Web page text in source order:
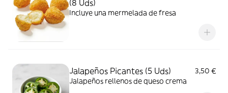
(8 Uds)
Incluye una mermelada de fresa
Jalapeños Picantes (5 Uds)
3,50 €
Jalapeños rellenos de queso crema